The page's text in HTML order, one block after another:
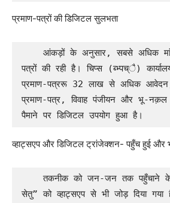
प्रमाण-पत्रों की डिजिटल सुलभता
पत्रों की रही है। चिप्स (ब्भ्पच्ै)
प्रमाण-पत्ररू 32 लाख से अधिक
प्रमाण-पत्र, विवाह पंजीयन और भू-
पैमाने पर डिजिटल उपयोग हुआ है।
व्हाट्सएप और डिजिटल ट्रांजेक्शन- पहुँच हुई और
    तकनीक को जन-जन तक पहुँचाने के लिए अब “सेवा
सेतु” को व्हाट्सएप से भी जोड़ दिया गया